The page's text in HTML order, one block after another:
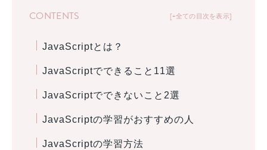
+全ての目次を表示
CONTENTS
JavaScriptとは？
JavaScriptでできること11選
JavaScriptでできないこと2選
JavaScriptの学習がおすすめの人
JavaScriptの学習方法